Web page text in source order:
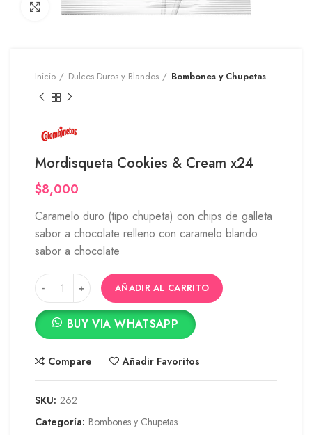
Click to enlarge
Inicio Dulces Duros y Blandos Bombones y Chupetas
Mordisqueta Cookies & Cream x24
$8,000
Caramelo duro (tipo chupeta) con chips de galleta
sabor a chocolate relleno con caramelo blando
sabor a chocolate
AÑADIR AL CARRITO
BUY VIA WHATSAPP
Compare Añadir Favoritos
SKU: 262
Categoría: Bombones y Chupetas